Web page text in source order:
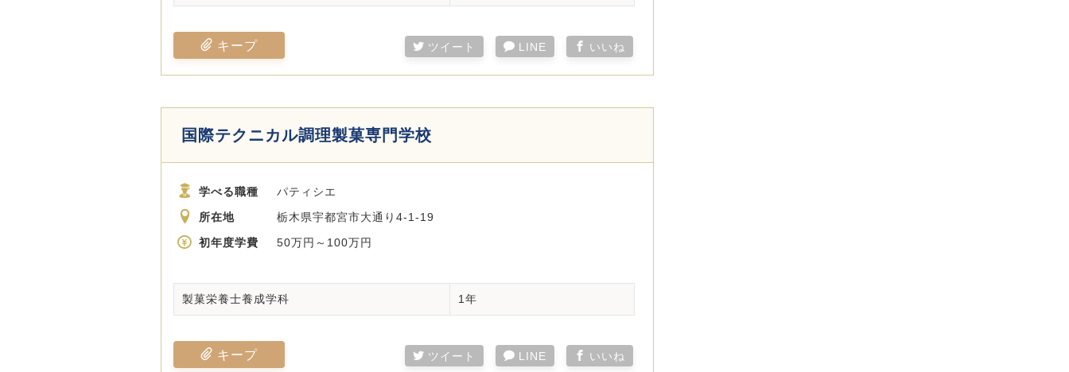
キープ ツイート LINE いいね
国際テクニカル調理製菓専門学校
学べる職種
パティシエ
所在地
栃木県宇都宮市大通り4-1-19
初年度学費
50万円～100万円
製菓栄養士養成学科 1年
キープ ツイート LINE いいね